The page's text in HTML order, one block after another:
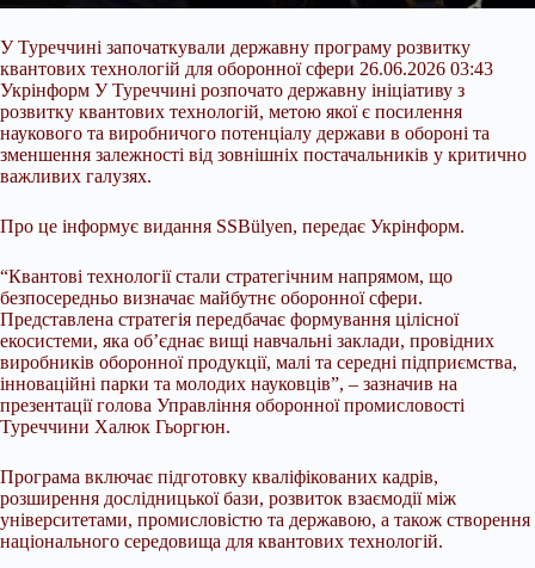
У Туреччині започаткували державну програму розвитку
квантових технологій для оборонної сфери 26.06.2026 03:43
Укрінформ У Туреччині розпочато державну ініціативу з
розвитку квантових технологій, метою якої є посилення
наукового та виробничого потенціалу держави в обороні та
зменшення залежності від зовнішніх постачальників у критично
важливих галузях.
Про це інформує видання SSBülyen, передає Укрінформ.
“Квантові технології стали стратегічним напрямом, що
безпосередньо визначає майбутнє оборонної сфери.
Представлена стратегія передбачає формування цілісної
екосистеми, яка об’єднає вищі навчальні заклади, провідних
виробників оборонної продукції, малі та середні підприємства,
інноваційні парки та молодих науковців”, – зазначив на
презентації голова Управління оборонної промисловості
Туреччини Халюк Гьоргюн.
Програма включає підготовку кваліфікованих кадрів,
розширення дослідницької бази, розвиток взаємодії між
університетами, промисловістю та державою, а також створення
національного середовища для квантових технологій.